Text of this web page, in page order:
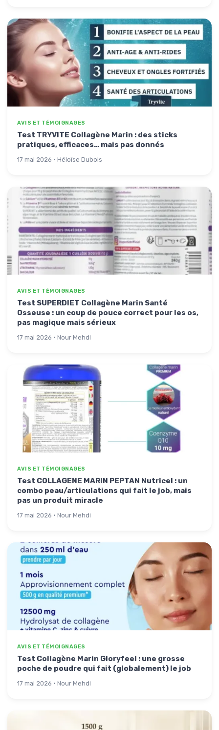
AVIS ET TÉMOIGNAGES
Test TRYVITE Collagène Marin : des sticks
pratiques, efficaces… mais pas donnés
17 mai 2026 · Héloïse Dubois
AVIS ET TÉMOIGNAGES
Test SUPERDIET Collagène Marin Santé
Osseuse : un coup de pouce correct pour les os,
pas magique mais sérieux
17 mai 2026 · Nour Mehdi
AVIS ET TÉMOIGNAGES
Test COLLAGENE MARIN PEPTAN Nutricel : un
combo peau/articulations qui fait le job, mais
pas un produit miracle
17 mai 2026 · Nour Mehdi
AVIS ET TÉMOIGNAGES
Test Collagène Marin Gloryfeel : une grosse
poche de poudre qui fait (globalement) le job
17 mai 2026 · Nour Mehdi